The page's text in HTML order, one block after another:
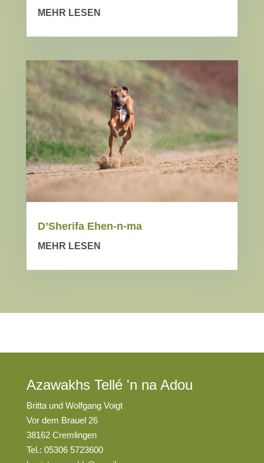
MEHR LESEN
D’Sherifa Ehen-n-ma
MEHR LESEN
Azawakhs Tellé 'n na Adou
Britta und Wolfgang Voigt
Vor dem Brauel 26
38162 Cremlingen
Tel.: 05306 5723600